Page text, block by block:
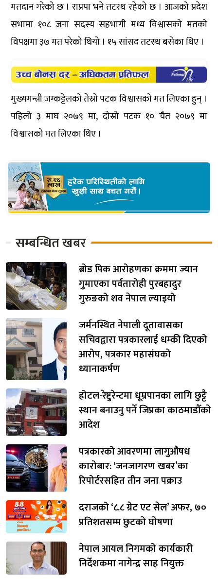
मतदान गरेको छ । राप्रपा भने तटस्थ रहेको छ । आजको प्रदेश
सभामा १०८ जना सदस्य सहभागी मध्य विश्वासको मतको
विपक्षमा ३७ मत परेको थियो । १५ सांसद तटस्थ बसेका थिए ।
मुख्यमन्त्री जम्कट्टेलको तेस्रो पटक विश्वासको मत लिएका हुन् ।
पहिलो ३ माघ २०७९ मा, दोस्रो पटक १० चैत २०७९ मा
विश्वासको मत लिएका थिए ।
सम्बन्धित खबर
ब्रोड पिक आरोहणका क्रममा ज्यान
गुमाएका पर्वतारोही पुरबहादुर
गुरुङको शव नेपाल ल्याइयो
जर्मनस्थित नेपाली दूतावासका
सचिवद्वारा पत्रकारलाई धम्की दिएको
आरोप, पत्रकार महासंघको
ध्यानाकर्षण
होटल-रेष्टुरेन्टमा धूम्रपानका लागि छुट्टै
स्थान बनाउनु पर्ने जिप्रका काठमाडौँको
आदेश
पत्रकारको आवरणमा लागुऔषध
कारोबार: ‘जनजागरण खबर’का
रिपोर्टरसहित तीन जना पक्राउ
दराजको ‘८.८ ग्रेट एट सेल’ अफर, ७०
प्रतिशतसम्म छुटको घोषणा
नेपाल आयल निगमको कार्यकारी
निर्देशकमा नागेन्द्र साह नियुक्त